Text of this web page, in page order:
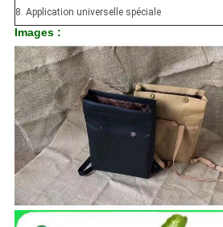
8. Application universelle spéciale
Images :